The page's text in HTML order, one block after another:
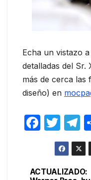
Echa un vistazo
detalladas del
más de cerca las
diseño) en
F
e
T
w
itt
er
T
e
gr
ACTUALIZADO: